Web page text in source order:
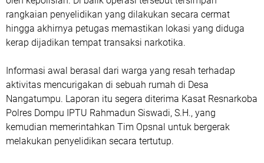
rangkaian penyelidikan yang dilakukan secara cermat
hingga akhirnya petugas memastikan lokasi yang diduga
kerap dijadikan tempat transaksi narkotika.
Informasi awal berasal dari warga yang resah terhadap
aktivitas mencurigakan di sebuah rumah di Desa
Nangatumpu. Laporan itu segera diterima Kasat Resnarkoba
Polres Dompu IPTU Rahmadun Siswadi, S.H., yang
kemudian memerintahkan Tim Opsnal untuk bergerak
melakukan penyelidikan secara tertutup.